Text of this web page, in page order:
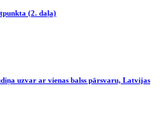
(2. daļa)
uzvar ar vienas balss pārsvaru, Latvijas